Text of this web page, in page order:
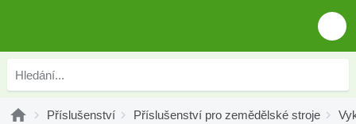
Příslušenství Příslušenství pro zemědělské stroje